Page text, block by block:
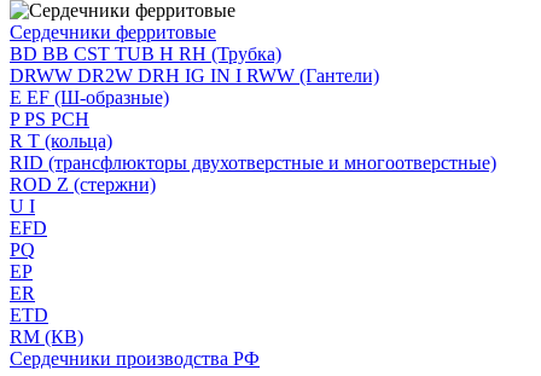
Сердечники ферритовые
BD BB CST TUB H RH (Трубка)
DRWW DR2W DRH IG IN I RWW (Гантели)
E EF (Ш-образные)
P PS PCH
R T (кольца)
RID (трансфлюкторы двухотверстные и многоотверстные)
ROD Z (стержни)
U I
EFD
PQ
EP
ER
ETD
RM (КВ)
Сердечники производства РФ